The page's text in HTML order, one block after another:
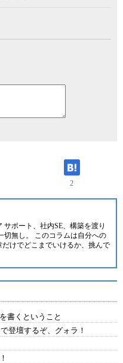
2
ポート、社内SE、構築を渡り
切無し。 このコラムは自分への
けでどこまでいけるか、挑んで
書くということ
登壇するぞ、グォラ！